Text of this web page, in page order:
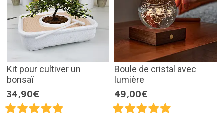
Kit pour cultiver un
bonsaï
34,90€
Boule de cristal avec
lumière
49,00€